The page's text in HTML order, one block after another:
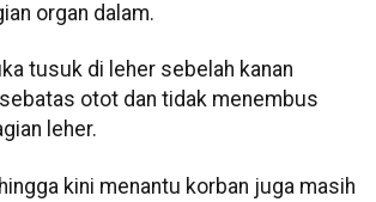
organ dalam.
tusuk di leher sebelah kanan
otot dan tidak menembus
leher.
kini menantu korban juga masih